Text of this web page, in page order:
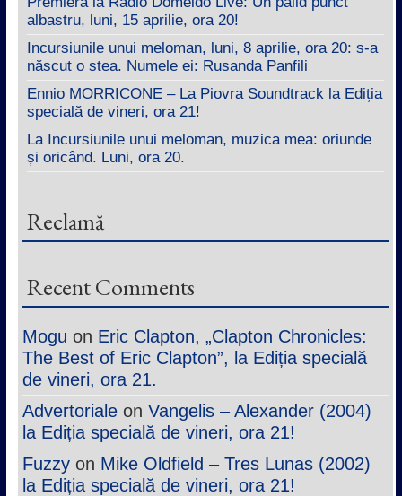
albastru, luni, 15 aprilie, ora 20!
Incursiunile unui meloman, luni, 8 aprilie, ora 20: s-a
născut o stea. Numele ei: Rusanda Panfili
Ennio MORRICONE – La Piovra Soundtrack la Ediția
specială de vineri, ora 21!
La Incursiunile unui meloman, muzica mea: oriunde
și oricând. Luni, ora 20.
Reclamă
Recent Comments
Mogu on Eric Clapton, „Clapton Chronicles:
The Best of Eric Clapton”, la Ediția specială
de vineri, ora 21.
Advertorialeon Vangelis – Alexander (2004)
la Ediția specială de vineri, ora 21!
Fuzzyon Mike Oldfield – Tres Lunas (2002)
la Ediția specială de vineri, ora 21!